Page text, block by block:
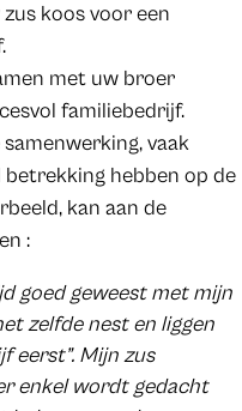
koos voor een
met uw broer
familiebedrijf.
vaak
betrekking hebben op de
kan aan de
:
goed geweest met mijn
zelfde nest en liggen
eerst”. Mijn zus
enkel wordt gedacht